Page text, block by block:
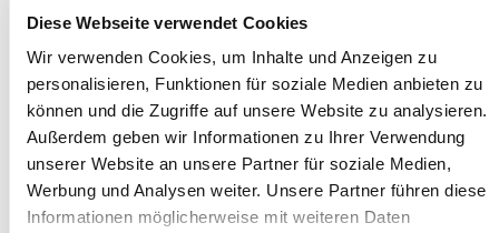
Diese Webseite verwendet Cookies
Wir verwenden Cookies, um Inhalte und Anzeigen zu
personalisieren, Funktionen für soziale Medien anbieten zu
können und die Zugriffe auf unsere Website zu analysieren.
Außerdem geben wir Informationen zu Ihrer Verwendung
unserer Website an unsere Partner für soziale Medien,
Werbung und Analysen weiter. Unsere Partner führen diese
Informationen möglicherweise mit weiteren Daten